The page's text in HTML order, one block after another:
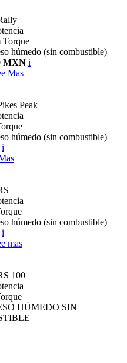
Torque
húmedo (sin combustible)
MXN i
Mas
Peak
húmedo (sin combustible)
i
húmedo (sin combustible)
i
mas
100
HÚMEDO SIN